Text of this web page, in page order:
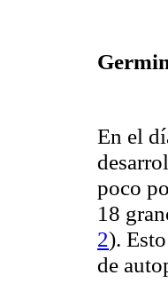
En el
poco
18
2).
de